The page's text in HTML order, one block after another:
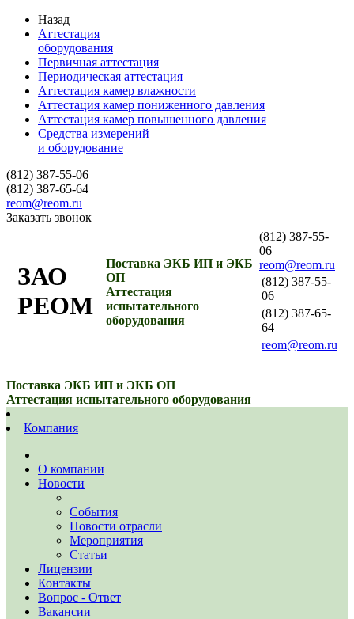
Назад
Аттестация
оборудования
Первичная аттестация
Периодическая аттестация
Аттестация камер влажности
Аттестация камер пониженного давления
Аттестация камер повышенного давления
Средства измерений
и оборудование
(812) 387-55-06
(812) 387-65-64
reom@reom.ru
Заказать звонок
ЗАО
РЕОМ
Поставка ЭКБ ИП и ЭКБ
ОП
Аттестация
испытательного
оборудования
(812) 387-55-
06
reom@reom.ru
(812) 387-55-
06
(812) 387-65-
64
reom@reom.ru
Поставка ЭКБ ИП и ЭКБ ОП
Аттестация испытательного оборудования
Компания
О компании
Новости
События
Новости отрасли
Мероприятия
Статьи
Лицензии
Контакты
Вопрос - Ответ
Вакансии